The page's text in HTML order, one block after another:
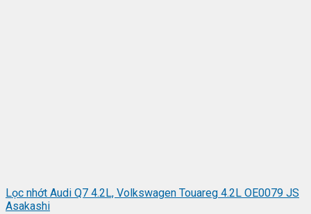
Lọc nhớt Audi Q7 4.2L, Volkswagen Touareg 4.2L OE0079 JS
Asakashi